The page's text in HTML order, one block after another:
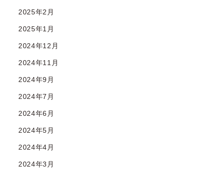
2025年2月
2025年1月
2024年12月
2024年11月
2024年9月
2024年7月
2024年6月
2024年5月
2024年4月
2024年3月